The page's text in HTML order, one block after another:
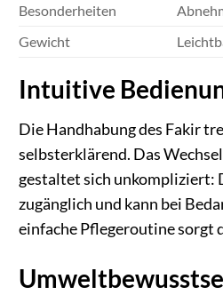
Besonderheiten
Gewicht
Intuitive
Die Handhabung des Fakir
selbsterklärend. Das
gestaltet sich unkompliziert:
zugänglich und kann bei
einfache Pflegeroutine sorgt